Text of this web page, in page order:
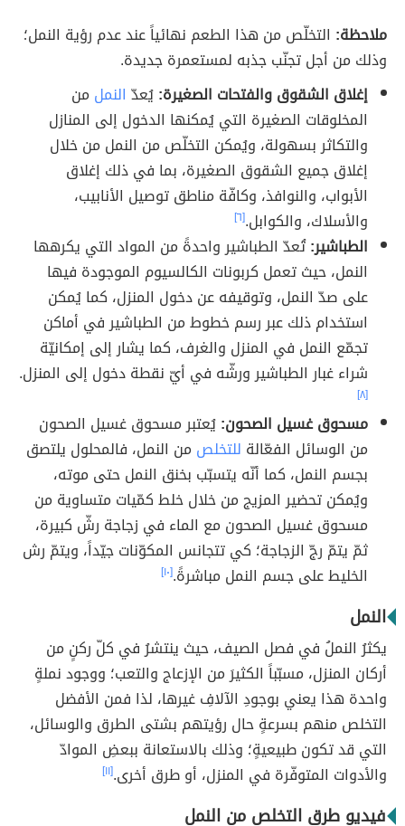
ملاحظة: التخلّص من هذا الطعم نهائياً عند عدم رؤية النمل؛
وذلك من أجل تجنّب جذبه لمستعمرة جديدة.
إغلاق الشقوق والفتحات الصغيرة:يُعدّ النمل من
المخلوقات الصغيرة التي يُمكنها الدخول إلى المنازل
والتكاثر بسهولة، ويُمكن التخلّص من النمل من خلال
إغلاق جميع الشقوق الصغيرة، بما في ذلك إغلاق
الأبواب، والنوافذ، وكافّة مناطق توصيل الأنابيب،
والأسلاك، والكوابل.[٦]
الطباشير:تُعدّ الطباشير واحدةً من المواد التي يكرهها
النمل، حيث تعمل كربونات الكالسيوم الموجودة فيها
على صدّ النمل، وتوقيفه عن دخول المنزل، كما يُمكن
استخدام ذلك عبر رسم خطوط من الطباشير في أماكن
تجمّع النمل في المنزل والغرف، كما يشار إلى إمكانيّة
شراء غبار الطباشير ورشّه في أيّ نقطة دخول إلى المنزل.
[٨]
مسحوق غسيل الصحون:يُعتبر مسحوق غسيل الصحون
من الوسائل الفعّالة للتخلص من النمل، فالمحلول يلتصق
بجسم النمل، كما أنّه يتسبّب بخنق النمل حتى موته،
ويُمكن تحضير المزيج من خلال خلط كمّيات متساوية من
مسحوق غسيل الصحون مع الماء في زجاجة رشّ كبيرة،
ثمّ يتمّ رجّ الزجاجة؛ كي تتجانس المكوّنات جيّداً، ويتمّ رش
الخليط على جسم النمل مباشرةً.[١٠]
النمل
يكثرُ النملُ في فصل الصيف، حيث ينتشرُ في كلّ ركنٍ من
أركان المنزل، مسبّباً الكثيرَ من الإزعاج والتعب؛ ووجود نملةٍ
واحدة هذا يعني بوجودِ الآلافِ غيرها، لذا فمن الأفضل
التخلص منهم بسرعةٍ حال رؤيتهم بشتى الطرق والوسائل،
التي قد تكون طبيعيةٍ؛ وذلك بالاستعانة ببعضِ الموادّ
والأدوات المتوفّرة في المنزل، أو طرق أخرى.[١١]
فيديو طرق التخلص من النمل